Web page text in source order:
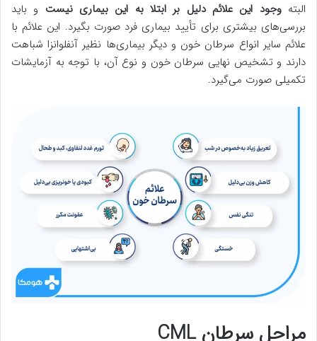
البتهوجود این علائم دلیل بر ابتلا به این بیماری نیست و باید
بررسی‌های بیشتری برای تأیید بیماری فرد صورت بگیرد. این علائم با
علائم سایر انواع سرطان خون و دیگر بیماری‌ها نظیر آنفلوانزا شباهت
دارند و تشخیص نهایی سرطان خون و نوع آن، با توجه به آزمایشات
تکمیلی صورت می‌گیرد.
مراحل سرطان CML